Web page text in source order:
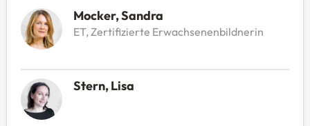
Mocker, Sandra
ET, Zertifizierte Erwachsenenbildnerin
Stern, Lisa